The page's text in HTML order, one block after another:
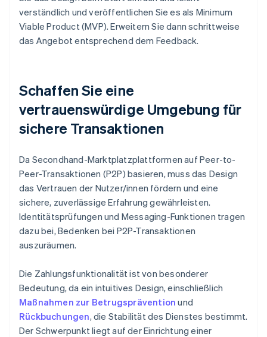
verständlich und veröffentlichen Sie es als Minimum
Viable Product (MVP). Erweitern Sie dann schrittweise
das Angebot entsprechend dem Feedback.
Schaffen Sie eine
vertrauenswürdige Umgebung für
sichere Transaktionen
Da Secondhand-Marktplatzplattformen auf Peer-to-
Peer-Transaktionen (P2P) basieren, muss das Design
das Vertrauen der Nutzer/innen fördern und eine
sichere, zuverlässige Erfahrung gewährleisten.
Identitätsprüfungen und Messaging-Funktionen tragen
dazu bei, Bedenken bei P2P-Transaktionen
auszuräumen.
Die Zahlungsfunktionalität ist von besonderer
Bedeutung, da ein intuitives Design, einschließlich
Maßnahmen zur Betrugsprävention und
Rückbuchungen, die Stabilität des Dienstes bestimmt.
Der Schwerpunkt liegt auf der Einrichtung einer